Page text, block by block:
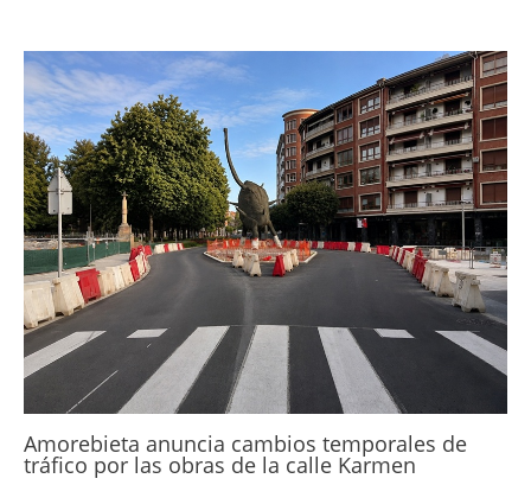
Amorebieta anuncia cambios temporales de
tráfico por las obras de la calle Karmen